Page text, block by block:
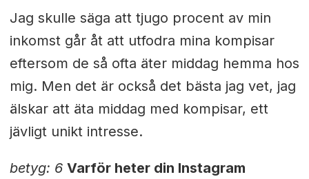
Jag skulle säga att tjugo procent av min
inkomst går åt att utfodra mina kompisar
eftersom de så ofta äter middag hemma hos
mig. Men det är också det bästa jag vet, jag
älskar att äta middag med kompisar, ett
jävligt unikt intresse.
betyg: 6 Varför heter din Instagram